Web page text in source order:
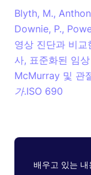
Blyth, M.,
Downie, P.,
영상 진단과 비
사, 표준화된 임
McMurray 및 관
가.ISO 690
배우고 있는